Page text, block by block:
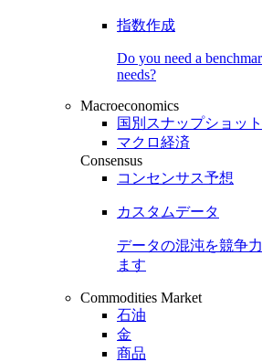
指数作成
Do you need a
needs?
Macroeconomics
国別スナップショット
マクロ経済
Consensus
コンセンサス予想
カスタムデータ
データの混沌を競争
ます
Commodities Market
石油
金
商品